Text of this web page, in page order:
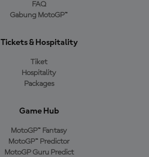
FAQ
Gabung MotoGP™
Tickets & Hospitality
Tiket
Hospitality
Packages
Game Hub
MotoGP™ Fantasy
MotoGP™ Predictor
MotoGP Guru Predict